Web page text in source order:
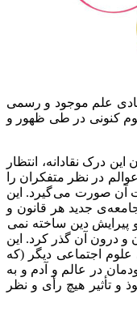
علم موجود و رسمی
کنونی در طی ظهور و
درک نقادانه، انتظار
در نظر متفکران را
آن صورت می گیرد. این
جدید هر قانون و
پیرایش دین ساخته نمی
و درون آن گذر کرد. این
اجتماعی دیگر (که
در عالم و آدم و به
و تأثیر هیچ رأی و نظر